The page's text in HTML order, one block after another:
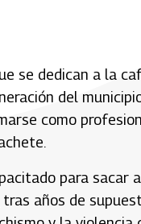
se dedican a la
del
como
para sacar
años de